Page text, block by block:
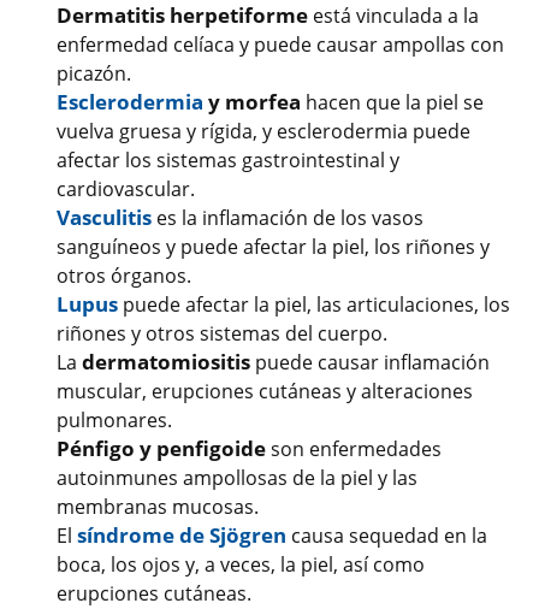
Dermatitis herpetiforme está vinculada a la
enfermedad celíaca y puede causar ampollas con
picazón.
Esclerodermia y morfea hacen que la piel se
vuelva gruesa y rígida, y esclerodermia puede
afectar los sistemas gastrointestinal y
cardiovascular.
Vasculitis es la inflamación de los vasos
sanguíneos y puede afectar la piel, los riñones y
otros órganos.
Lupus puede afectar la piel, las articulaciones, los
riñones y otros sistemas del cuerpo.
La dermatomiositis puede causar inflamación
muscular, erupciones cutáneas y alteraciones
pulmonares.
Pénfigo y penfigoideson enfermedades
autoinmunes ampollosas de la piel y las
membranas mucosas.
El síndrome de Sjögren causa sequedad en la
boca, los ojos y, a veces, la piel, así como
erupciones cutáneas.